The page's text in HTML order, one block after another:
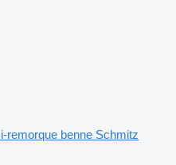
remorque benne Schmitz